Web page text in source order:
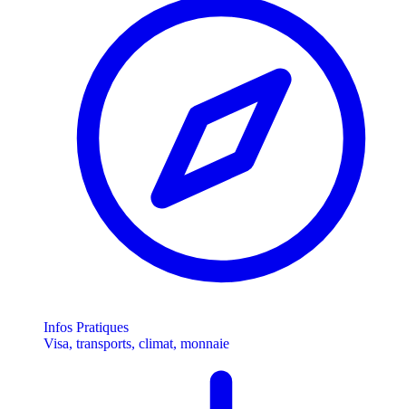
Infos Pratiques
Visa, transports, climat, monnaie